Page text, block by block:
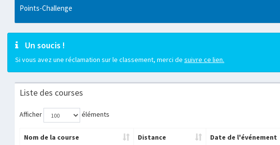
Points-Challenge
Un soucis !
Si vous avez une réclamation sur le classement, merci de suivre ce lien.
Liste des courses
Afficher éléments
Nom de la course Distance Date de l'événement